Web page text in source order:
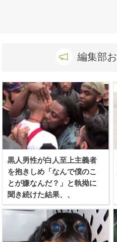
編集部
黒人男性が白人至上主義者
を抱きしめ「なんで僕のこ
とが嫌なんだ？」と執拗に
聞き続けた結果、、